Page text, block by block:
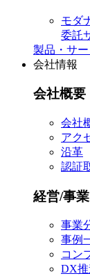
モダ
委託
製品・サ
会社情報
会社概要
会社
アク
沿革
認証
経営/事業
事業
事例
コン
DX推